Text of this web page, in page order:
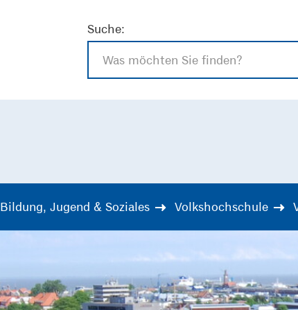
Suche:
Bildung, Jugend & Soziales Volkshochschule